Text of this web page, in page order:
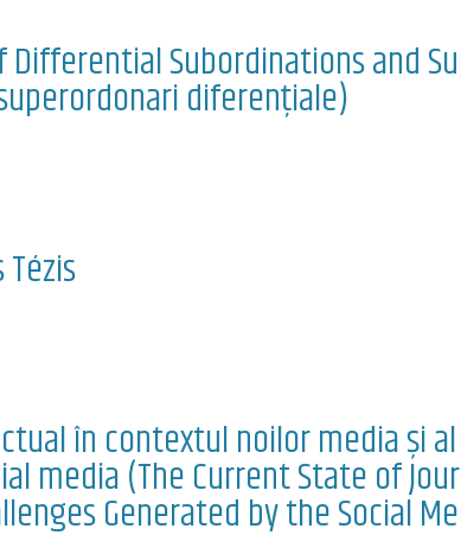
Differential Subordinations and
diferențiale)
în contextul noilor media și
media (The Current State of
Generated by the Social